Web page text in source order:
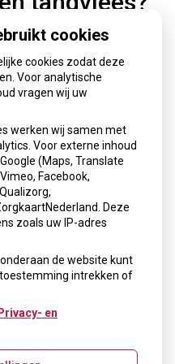
u meer kans op het krijgen
veranderde activiteit van
heftiger op de
aandacht voor de
is dan ook zeer
verwijdert, levert uw
op voor het krijgen van
cookies
cookies zodat deze
Voor analytische
vragen wij uw
werken wij samen met
Voor externe inhoud
(Maps, Translate
Facebook,
Deze
zoals uw IP-adres
de website kunt
intrekken of
en